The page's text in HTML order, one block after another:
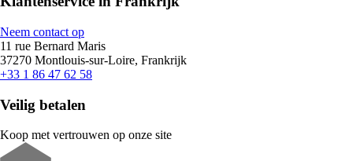
Neem contact op
11 rue Bernard Maris
37270 Montlouis-sur-Loire, Frankrijk
+33 1 86 47 62 58
Veilig betalen
Koop met vertrouwen op onze site